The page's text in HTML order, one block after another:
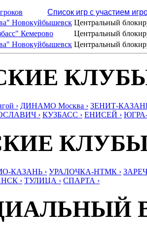
Список игр с участием
Новокуйбышевск Центральный
Кемерово
Центральный
Новокуйбышевск Центральный
› ДИНАМО Москва › ЗЕНИТ-
› КУЗБАСС › ЕНИСЕЙ ›
КАЗАНЬ › УРАЛОЧКА-НТМК ›
› ТУЛИЦА › СПАРТА ›